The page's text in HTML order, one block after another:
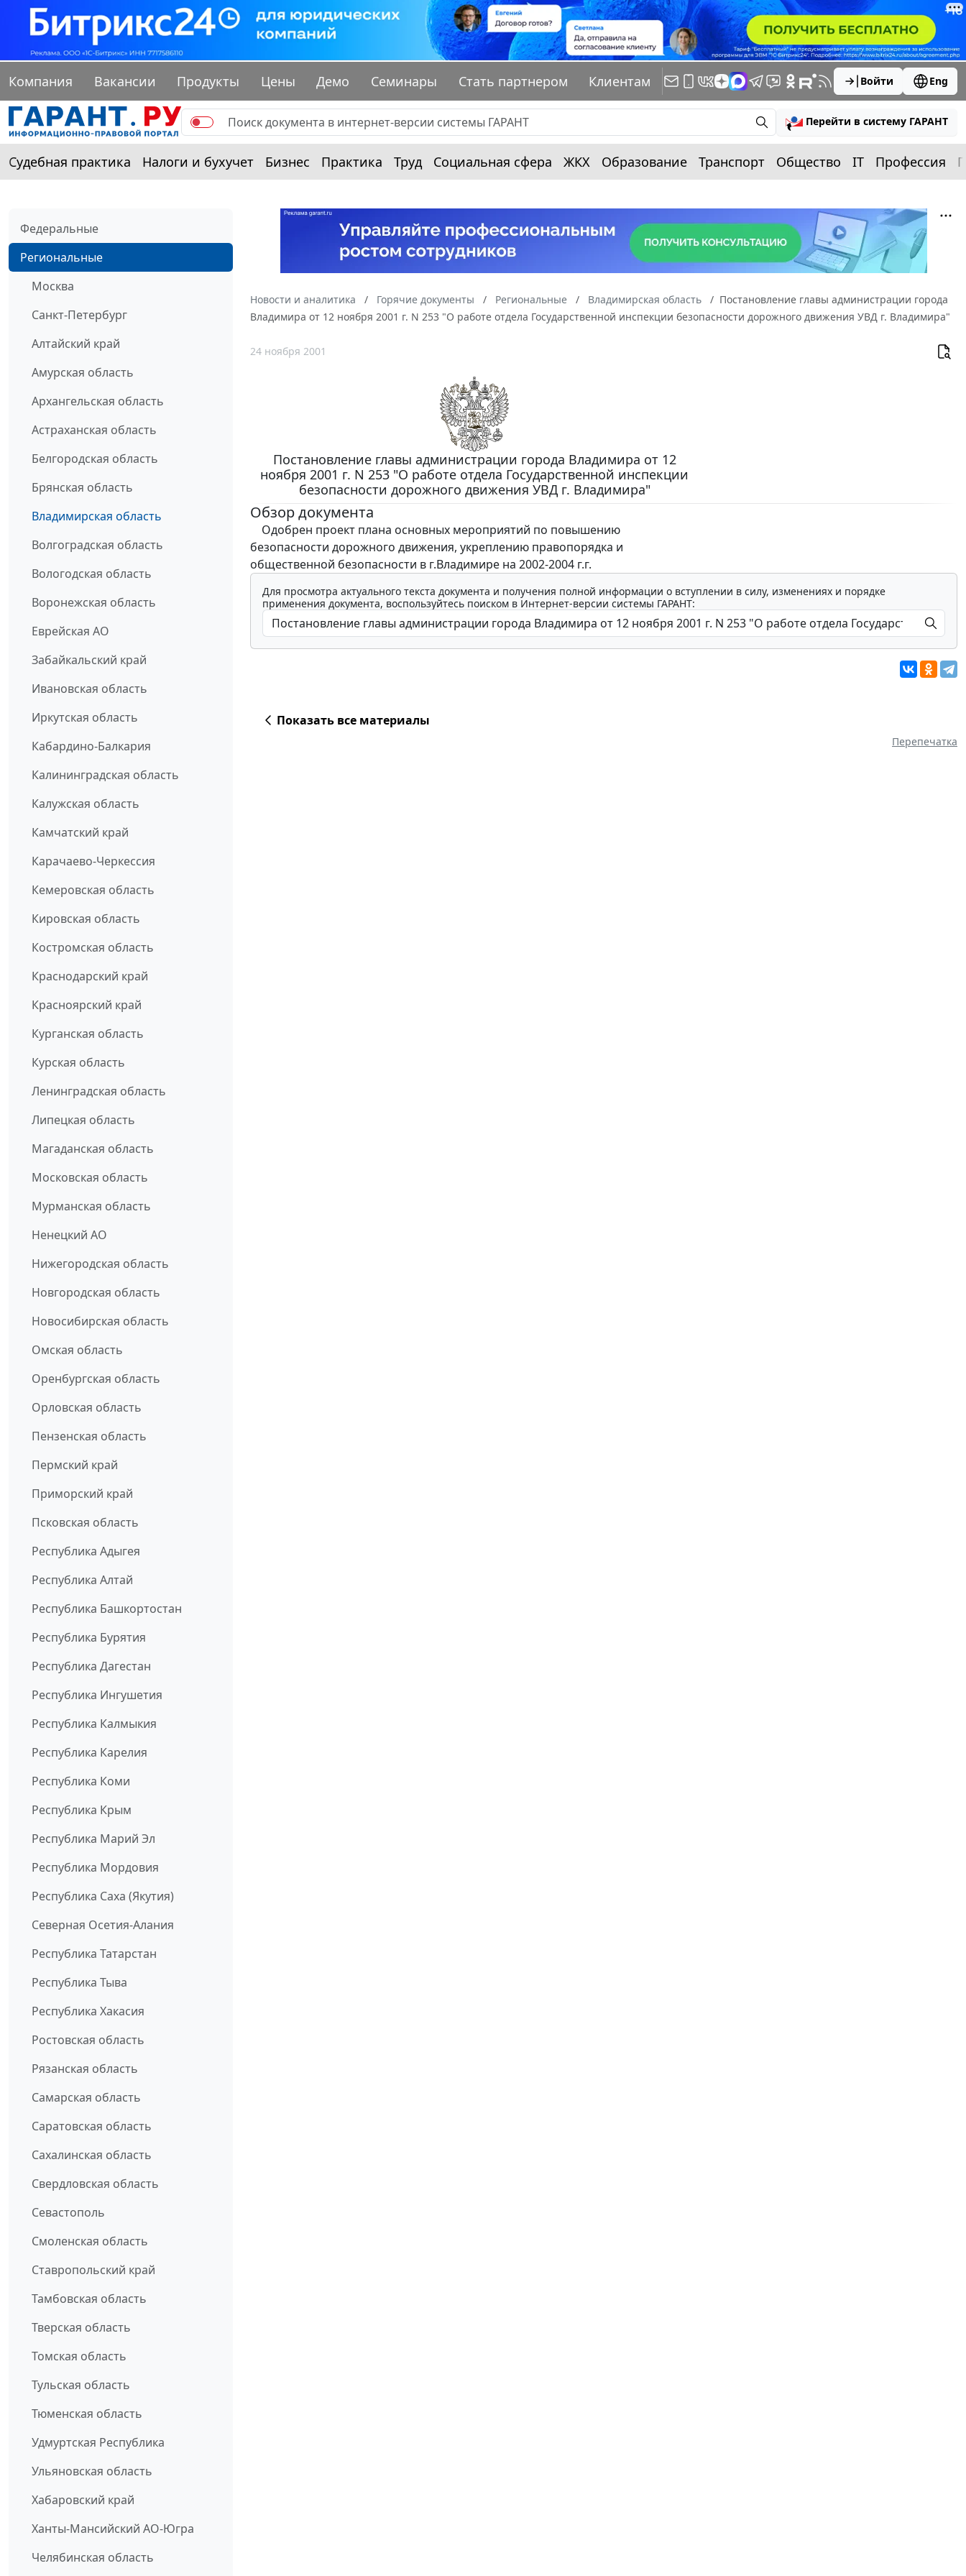
Компания Вакансии Продукты Цены Демо Семинары Стать партнером Клиентам Войти Eng
Перейти в систему ГАРАНТ
Судебная практика Налоги и бухучет Бизнес Практика Труд Социальная сфера ЖКХ Образование Транспорт Общество IT Профессия
Федеральные
Региональные
Москва
Санкт-Петербург
Алтайский край
Амурская область
Архангельская область
Астраханская область
Белгородская область
Брянская область
Владимирская область
Волгоградская область
Вологодская область
Воронежская область
Еврейская АО
Забайкальский край
Ивановская область
Иркутская область
Кабардино-Балкария
Калининградская область
Калужская область
Камчатский край
Карачаево-Черкессия
Кемеровская область
Кировская область
Костромская область
Краснодарский край
Красноярский край
Курганская область
Курская область
Ленинградская область
Липецкая область
Магаданская область
Московская область
Мурманская область
Ненецкий АО
Нижегородская область
Новгородская область
Новосибирская область
Омская область
Оренбургская область
Орловская область
Пензенская область
Пермский край
Приморский край
Псковская область
Республика Адыгея
Республика Алтай
Республика Башкортостан
Республика Бурятия
Республика Дагестан
Республика Ингушетия
Республика Калмыкия
Республика Карелия
Республика Коми
Республика Крым
Республика Марий Эл
Республика Мордовия
Республика Саха (Якутия)
Северная Осетия-Алания
Республика Татарстан
Республика Тыва
Республика Хакасия
Ростовская область
Рязанская область
Самарская область
Саратовская область
Сахалинская область
Свердловская область
Севастополь
Смоленская область
Ставропольский край
Тамбовская область
Тверская область
Томская область
Тульская область
Тюменская область
Удмуртская Республика
Ульяновская область
Хабаровский край
Ханты-Мансийский АО-Югра
Челябинская область
Новости и аналитика Горячие документы Региональные Владимирская область
Постановление главы администрации города
Владимира от 12 ноября 2001 г. N 253 "О работе отдела Государственной инспекции безопасности дорожного движения УВД г. Владимира"
24 ноября 2001
Постановление главы администрации города Владимира от 12
ноября 2001 г. N 253 "О работе отдела Государственной инспекции
безопасности дорожного движения УВД г. Владимира"
Обзор документа
Одобрен проект плана основных мероприятий по повышению
безопасности дорожного движения, укреплению правопорядка и
общественной безопасности в г.Владимире на 2002-2004 г.г.
Для просмотра актуального текста документа и получения полной информации о вступлении в силу, изменениях и порядке
применения документа, воспользуйтесь поиском в Интернет-версии системы ГАРАНТ:
Показать все материалы
Перепечатка